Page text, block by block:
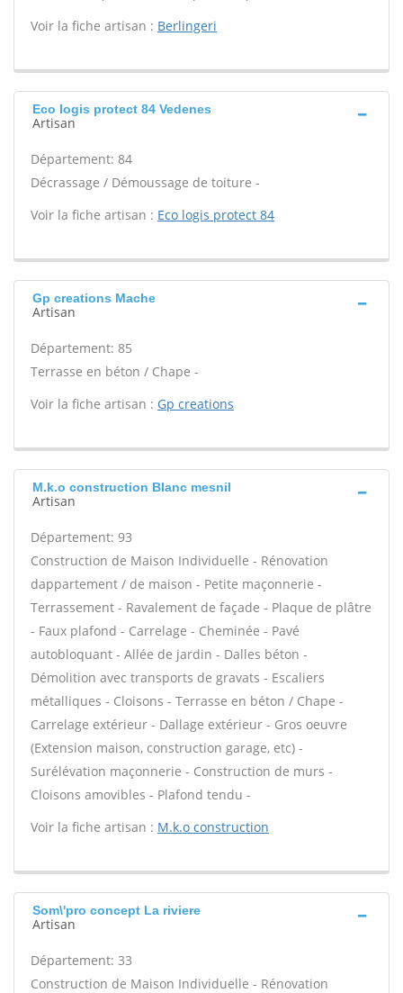
Voir la fiche artisan : Berlingeri
Eco logis protect 84 Vedenes
Artisan
Département: 84
Décrassage / Démoussage de toiture -
Voir la fiche artisan : Eco logis protect 84
Gp creations Mache
Artisan
Département: 85
Terrasse en béton / Chape -
Voir la fiche artisan : Gp creations
M.k.o construction Blanc mesnil
Artisan
Département: 93
Construction de Maison Individuelle - Rénovation
dappartement / de maison - Petite maçonnerie -
Terrassement - Ravalement de façade - Plaque de plâtre
- Faux plafond - Carrelage - Cheminée - Pavé
autobloquant - Allée de jardin - Dalles béton -
Démolition avec transports de gravats - Escaliers
métalliques - Cloisons - Terrasse en béton / Chape -
Carrelage extérieur - Dallage extérieur - Gros oeuvre
(Extension maison, construction garage, etc) -
Surélévation maçonnerie - Construction de murs -
Cloisons amovibles - Plafond tendu -
Voir la fiche artisan : M.k.o construction
Som\'pro concept La riviere
Artisan
Département: 33
Construction de Maison Individuelle - Rénovation